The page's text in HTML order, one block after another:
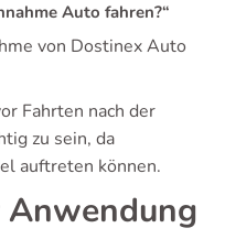
Auto fahren?“
von Dostinex Auto
Fahrten nach der
zu sein, da
auftreten können.